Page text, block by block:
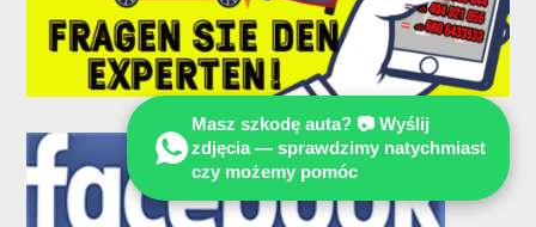
Masz szkodę auta? 📷 Wyślij
zdjęcia — sprawdzimy natychmiast
czy możemy pomóc